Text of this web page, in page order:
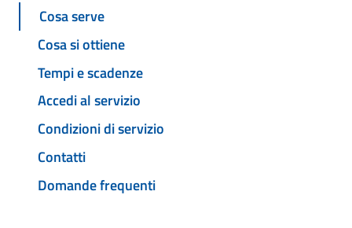
Cosa serve
Cosa si ottiene
Tempi e scadenze
Accedi al servizio
Condizioni di servizio
Contatti
Domande frequenti